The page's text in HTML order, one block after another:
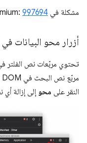
مشكلة في Chromium: 997694
أزرار محو البيانات
تحتوي مربّعات نص الفلتر
مربّع نص البحث في DOM في اللوحة
النقر على محو إلى إزالة